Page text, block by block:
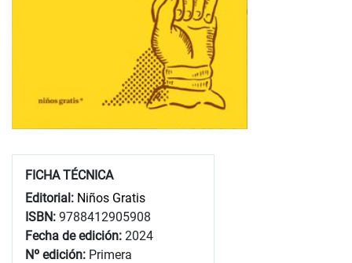
FICHA TÉCNICA
Editorial: Niños Gratis
ISBN: 9788412905908
Fecha de edición: 2024
Nº edición: Primera